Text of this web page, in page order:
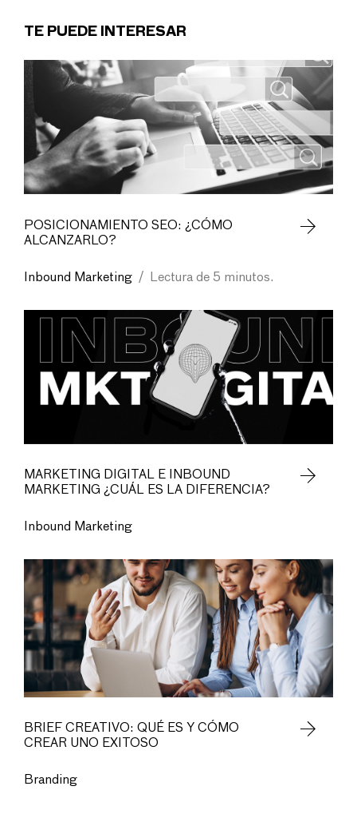
TE PUEDE INTERESAR
POSICIONAMIENTO SEO: ¿CÓMO
ALCANZARLO?
Inbound Marketing / Lectura de 5 minutos.
MARKETING DIGITAL E INBOUND
MARKETING ¿CUÁL ES LA DIFERENCIA?
Inbound Marketing
BRIEF CREATIVO: QUÉ ES Y CÓMO
CREAR UNO EXITOSO
Branding